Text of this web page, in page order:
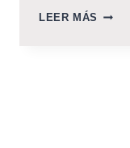
LEER MÁS CÓMO